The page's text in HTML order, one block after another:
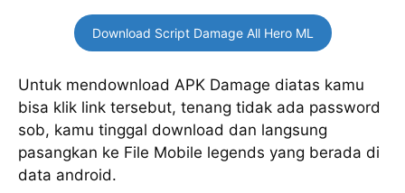
Download Script Damage All Hero ML
Untuk mendownload APK Damage diatas kamu
bisa klik link tersebut, tenang tidak ada password
sob, kamu tinggal download dan langsung
pasangkan ke File Mobile legends yang berada di
data android.